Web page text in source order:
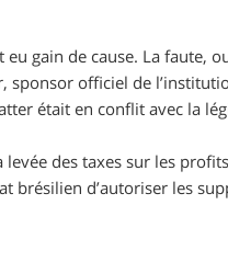
gain de cause. La faute,
sponsor officiel de
était en conflit avec la
des taxes sur les
brésilien d’autoriser les